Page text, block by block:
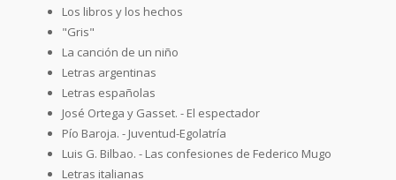
Los libros y los hechos
"Gris"
La canción de un niño
Letras argentinas
Letras españolas
José Ortega y Gasset. - El espectador
Pío Baroja. - Juventud-Egolatría
Luis G. Bilbao. - Las confesiones de Federico Mugo
Letras italianas